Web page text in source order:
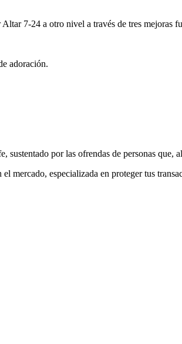
7-24 a otro nivel a través de tres mejoras
adoración.
por las ofrendas de personas que,
mercado, especializada en proteger tus